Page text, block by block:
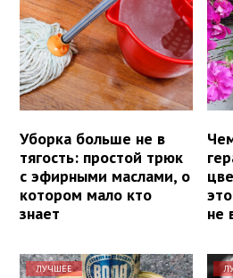
Уборка больше не в
тягость: простой трюк
с эфирными маслами, о
котором мало кто
знает
не
ЛУЧШЕЕ